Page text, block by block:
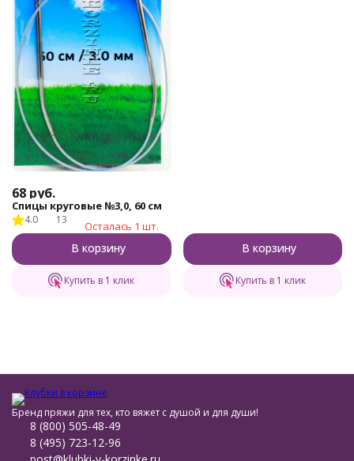
68 руб.
Спицы круговые №3,0, 60 см
4.0 13 Осталась 1 шт.
В корзину
Купить в 1 клик
В корзину
Купить в 1 клик
Бренд пряжи для тех, кто вяжет с душой и для души!
8 (800) 505-48-49
8 (495) 723-12-96